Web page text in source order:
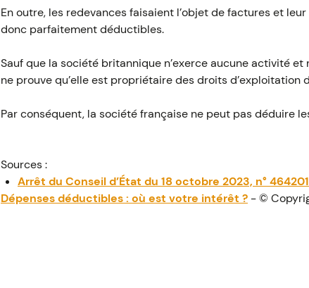
En outre, les redevances faisaient l’objet de factures et
donc parfaitement déductibles.
Sauf que la société britannique n’exerce aucune activité
ne prouve qu’elle est propriétaire des droits d’exploitation
Par conséquent, la société française ne peut pas déduire
Sources :
Arrêt du Conseil d’État du 18 octobre 2023, n° 464201
Dépenses déductibles : où est votre intérêt ? - ©